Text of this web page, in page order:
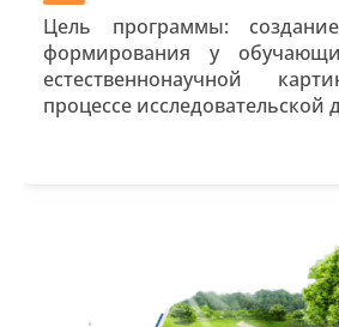
Цель программы:
формирования у
естественнонаучной
процессе исследовательской